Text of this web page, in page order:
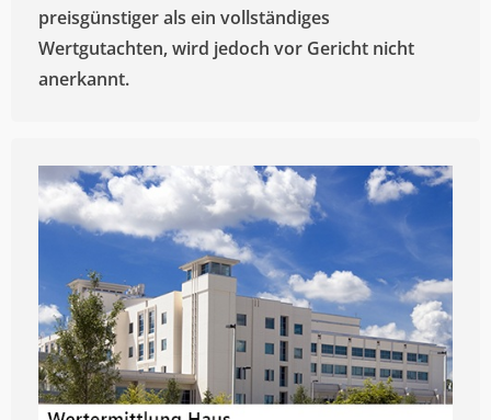
preisgünstiger als ein vollständiges
Wertgutachten, wird jedoch vor Gericht nicht
anerkannt.